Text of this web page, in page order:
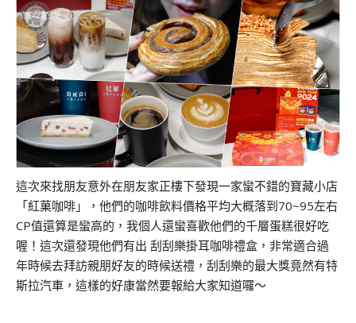
這次來找朋友意外在朋友家正樓下發現一家蠻不錯的寶藏小店
「紅菓咖啡」，他們的咖啡飲料價格平均大概落到70~95左右
CP值還算是蠻高的，我個人還蠻喜歡他們的千層蛋糕很好吃
喔！這次還發現他們有出 刮刮樂掛耳咖啡禮盒，非常適合過
年時候去拜訪親朋好友的時候送禮，刮刮樂的最大獎竟然有特
斯拉汽車，這樣的好康當然要報給大家知道囉～